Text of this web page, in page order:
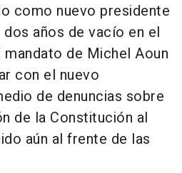
como nuevo presidente
años de vacío en el
de Michel Aoun
con el nuevo
de denuncias sobre
de la Constitución al
aún al frente de las